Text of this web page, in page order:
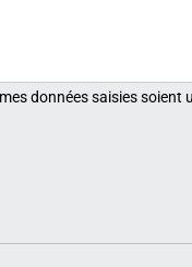
données saisies soient